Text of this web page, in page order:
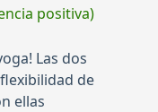
positiva)
Las dos
de
ellas